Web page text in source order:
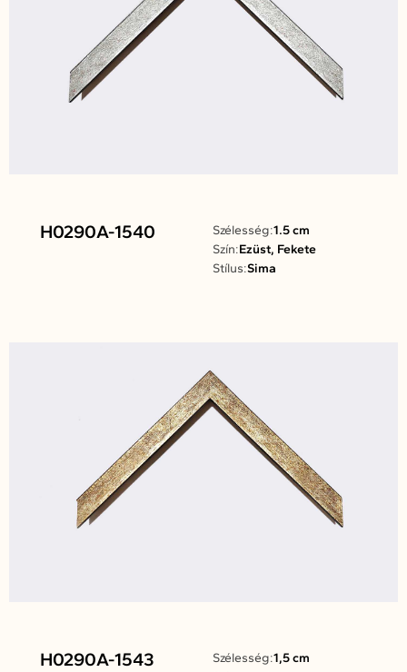
H0290A-1540 Szélesség:1.5 cm
Szín:Ezüst, Fekete
Stílus:Sima
H0290A-1543 Szélesség:1,5 cm